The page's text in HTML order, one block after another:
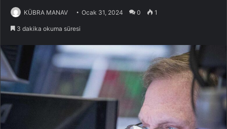
KÜBRA MANAV Ocak 31, 2024 0 1
3 dakika okuma süresi